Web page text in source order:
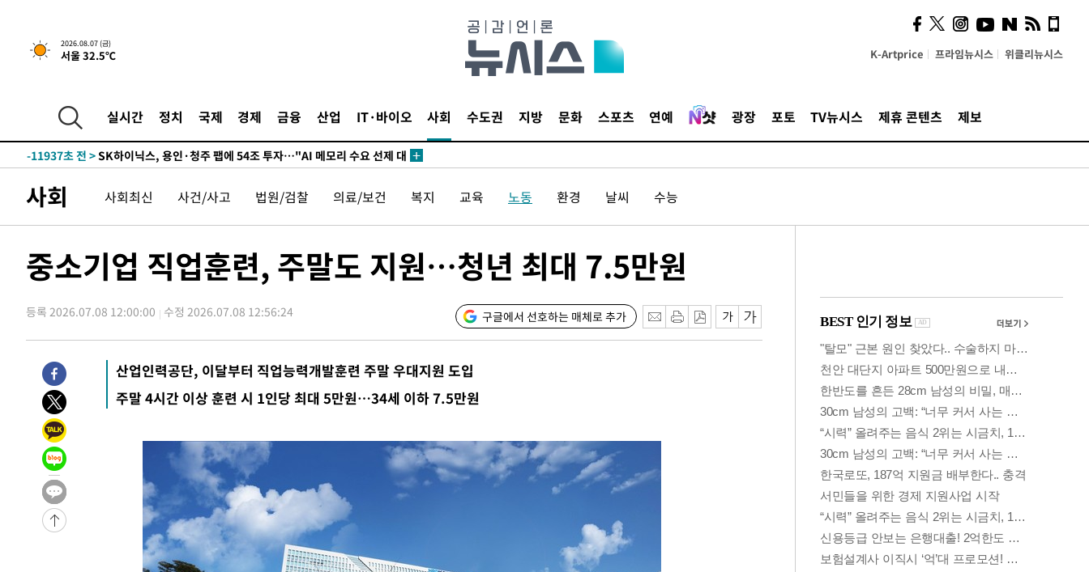
2026.08.07 (금)
서울 32.5℃ K-Artprice 프라임뉴시스 위클리뉴시스
실시간 정치 국제 경제 금융 산업 IT·바이오 사회 수도권 지방 문화 스포츠 연예 광장 포토 TV뉴시스 제휴 콘텐츠 제보
실천"
-24165초 전 >이란, "오만과 '중앙 단일 루트' 합의…북쪽 인바운드·남쪽 아웃바
운드는 임시"
-15733초 전 >"낮 기온 소폭 하락"…수도권 폭염중대경보, 폭염경보로 하향
-15660초 전 >
[단독]중수청 지원 검사들, 정원 초과 시 낮은 계급 임용…희망지 못
-13631초 전 >
-11937초 전 >SK하이닉스, 용인·청주 팹에 54조 투자…"AI 메모리 수요 선제 대
-8046초 전 >
외국인 심판 성 접대 7경기 들여다보니…한국 축구 '5승 2무'
-7780초 전 >[속보]코스닥, 2.86포인트(0.36%) 내린 798.81마감
-7713초 전 >[속보]원·달러 환율, 7.7원 내린 1416.1원 마감
-4692초 전 >[속보]종합특검, '계엄 수용공간 확보' 신용해 前교정본부장 기소
-3565초 전 >외신들도 주목한 韓축구 파문…"국민적 공분에 수사 재개"
-3536초 전 >
11시간 압수수색에 성접대 파문까지…'쑥대밭' 된 축구협회
-2558초 전 >
[속보]규제합리화위원회 부위원장에 김태유 서울대 공대 교수…이병
태 후임
18분 전 >
[속보]국힘 윤리위, '돌려차기 발언' 진종오·서범수 징계 절차 개시
-29789초 전 >
하향수정 (2보)
-29237초 전 >
[속보] 미 사업체, 일자리 7월에 2.3만 개 줄어…실업률은 4.1%로
-25100초 전 >
[속보]이 대통령 "부동산 공급 기존 사고방식 매달리지 말고 과감히
실천"
-24185초 전 >
이란, "오만과 '중앙 단일 루트' 합의…북쪽 인바운드·남쪽 아웃바
운드는 임시"
-15753초 전 >
"낮 기온 소폭 하락"…수도권 폭염중대경보, 폭염경보로 하향
[속보]이 대통령, '호우피해' 안동·의성 관할 4개 면 특별재난지역
[단독]중수청 지원 검사들, 정원 초과 시 낮은 계급 임용…희망지 못
사회 사회최신 사건/사고 법원/검찰 의료/보건 복지 교육 노동 환경 날씨 수능
중소기업 직업훈련, 주말도 지원…청년 최대 7.5만원
등록 2026.07.08 12:00:00 수정 2026.07.08 12:56:24 구글에서 선호하는 매체로 추가
산업인력공단, 이달부터 직업능력개발훈련 주말 우대지원 도입
주말 4시간 이상 훈련 시 1인당 최대 5만원…34세 이하 7.5만원
시, 스마트폰 액세서리에
NFC 더했다